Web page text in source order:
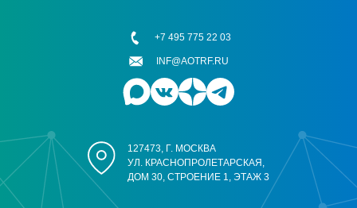
127473, Г. МОСКВА
УЛ. КРАСНОПРОЛЕТАРСКАЯ,
ДОМ 30, СТРОЕНИЕ 1, ЭТАЖ 3
+7 495 775 22 03
INF@AOTRF.RU